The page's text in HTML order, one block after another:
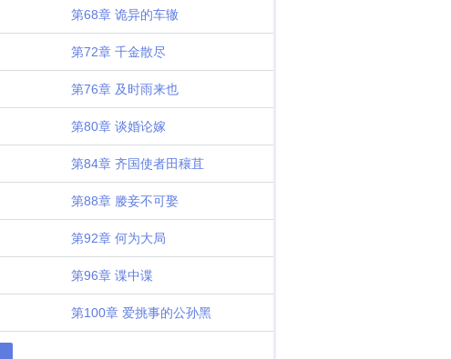
第68章 诡异的车辙
第72章 千金散尽
第76章 及时雨来也
第80章 谈婚论嫁
第84章 齐国使者田穰苴
第88章 媵妾不可娶
第92章 何为大局
第96章 谍中谍
第100章 爱挑事的公孙黑